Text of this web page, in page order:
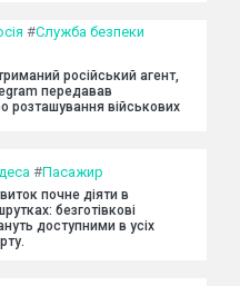
#Служба безпеки
російський агент,
передавав
розташування військових
#Пасажир
почне діяти в
безготівкові
доступними в усіх